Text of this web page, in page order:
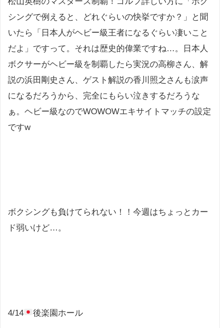
シングで例えると、どれぐらいの快挙ですか？」と聞
いたら「日本人がヘビー級王者になるぐらい凄いこと
だよ」ですって。それは歴史的偉業ですね…。日本人
ボクサーがヘビー級を制覇したら実況の高柳さん、解
説の浜田剛史さん、ゲスト解説の香川照之さんも涙声
になるだろうから、完全にもらい泣きするだろうな
ぁ。ヘビー級なのでWOWOWエキサイトマッチの設定
ですw
ボクシングも負けてられない！！今週はちょっとカー
ド弱いけど…。
4/14 後楽園ホール